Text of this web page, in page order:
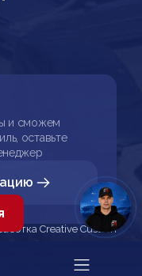
и сможем
оставьте
Creative Custom